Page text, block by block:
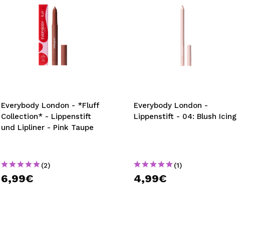
Everybody London - *Fluff
Collection* - Lippenstift
und Lipliner - Pink Taupe
(2)
6,99€
Everybody London -
Lippenstift - 04: Blush Icing
(1)
4,99€